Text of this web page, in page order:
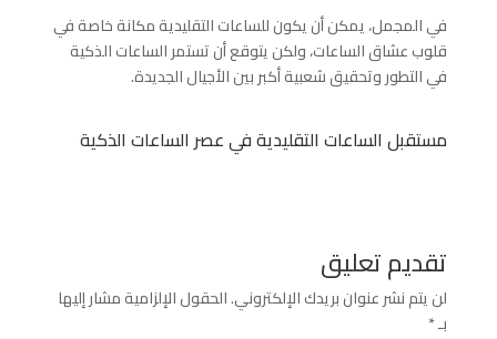
في المجمل، يمكن أن يكون للساعات التقليدية مكانة خاصة في
قلوب عشاق الساعات، ولكن يتوقع أن تستمر الساعات الذكية
في التطور وتحقيق شعبية أكبر بين الأجيال الجديدة.
مستقبل الساعات التقليدية في عصر الساعات الذكية
تقديم تعليق
لن يتم نشر عنوان بريدك الإلكتروني.الحقول الإلزامية مشار إليها
بـ*